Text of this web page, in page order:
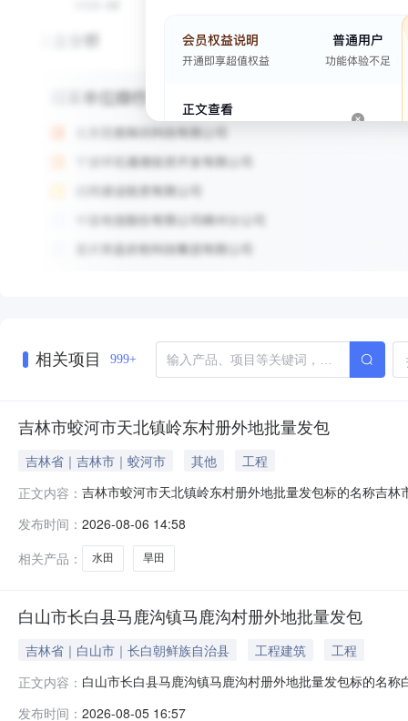
相关项目 999+
吉林市蛟河市天北镇岭东村册外地批量发包
吉林省｜吉林市｜蛟河市 其他
工程
正文内容： 吉林市蛟河市天北镇岭东村册外地批量发包标的名称吉
姓名地块名称地块面积地块类型东至西至南至北至1曾宪
发布时间： 2026-08-06 14:58
相关产品：
水田 旱田
白山市长白县马鹿沟镇马鹿沟村册外地批量发包
吉林省｜白山市｜长白朝鲜族自治县 工程建筑
工程
正文内容： 白山市长白县马鹿沟镇马鹿沟村册外地批量发包标的名
发布时间： 2026-08-05 16:57